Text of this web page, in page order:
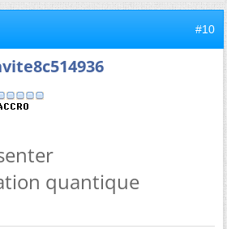
#10
quantique